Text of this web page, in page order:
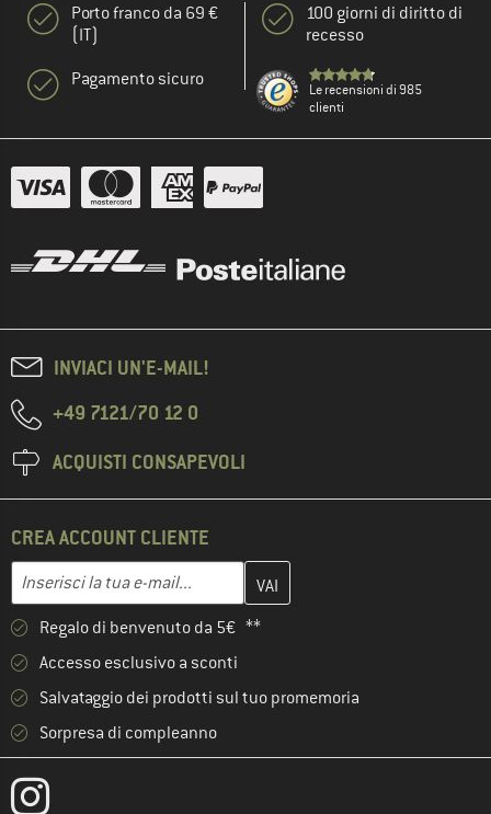
Porto franco da 69 €
(IT)
Pagamento sicuro
100 giorni di diritto di
recesso
Le recensioni di 985
clienti
INVIACI UN'E-MAIL!
+49 7121/70 12 0
ACQUISTI CONSAPEVOLI
CREA ACCOUNT CLIENTE
Indirizzo e-mail
Inserisci qui il tuo indirizzo e-mail e crea il tuo account cliente
Regalo di benvenuto da 5€ **
Accesso esclusivo a sconti
Salvataggio dei prodotti sul tuo promemoria
Sorpresa di compleanno